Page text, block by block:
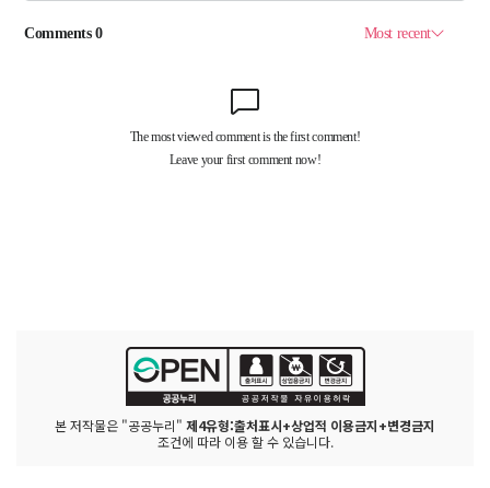
본 저작물은 "공공누리" 제4유형:출처표시+상업적 이용금지+변경금지
조건에 따라 이용 할 수 있습니다.